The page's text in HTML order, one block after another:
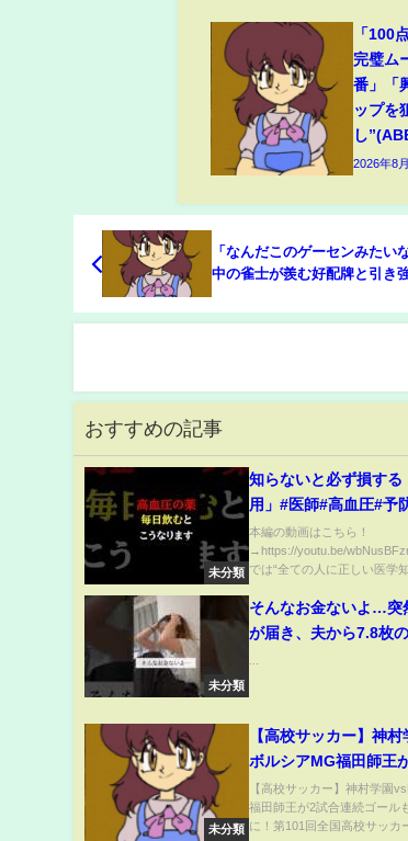
「100
完璧ム
番」「
ップを
し
2026年8
「なんだこのゲーセンみたい
中の雀士が羨む好配牌と引き
おすすめの記事
未分類
知らないと必ず損す
用」#医師#高血圧#予
本編の動画はこちら！
→https://youtu.be/
では“全ての人に正しい医学
未分類
そんなお金ないよ…突
が届き、夫から7.8枚
未分類
【高校サッカー】神
ボルシアMG福田師王
戦決着へ！全国高校
【高校サッカー】神村学園
福田師王が2試合連続ゴール
に！第101回全国高校サッカ